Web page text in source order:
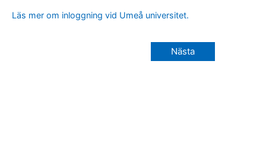
Läs mer om inloggning vid Umeå universitet.
Nästa